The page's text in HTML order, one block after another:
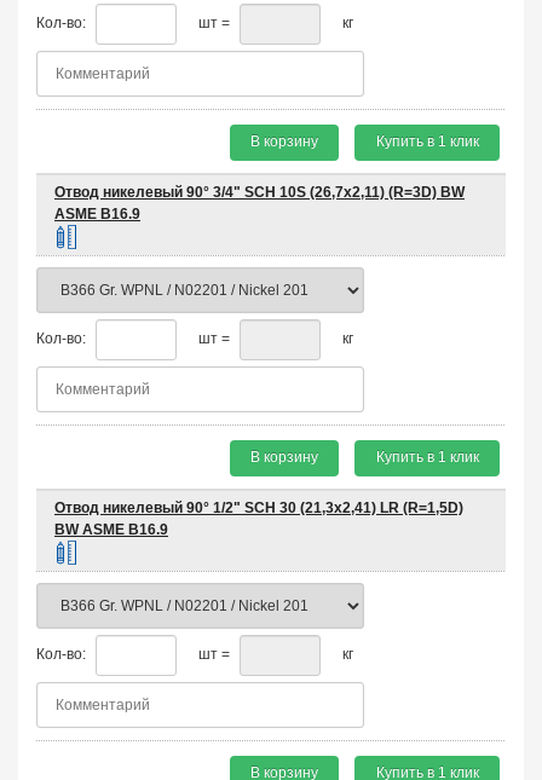
Кол-во: шт = кг
В корзину Купить в 1 клик
Отвод никелевый 90° 3/4" SCH 10S (26,7х2,11) (R=3D) BW
ASME B16.9
Кол-во: шт = кг
В корзину Купить в 1 клик
Отвод никелевый 90° 1/2" SCH 30 (21,3х2,41) LR (R=1,5D)
BW ASME B16.9
Кол-во: шт = кг
В корзину Купить в 1 клик